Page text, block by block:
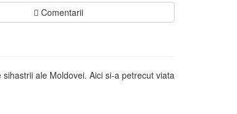
Comentarii
ale Moldovei. Aici si-a petrecut viata